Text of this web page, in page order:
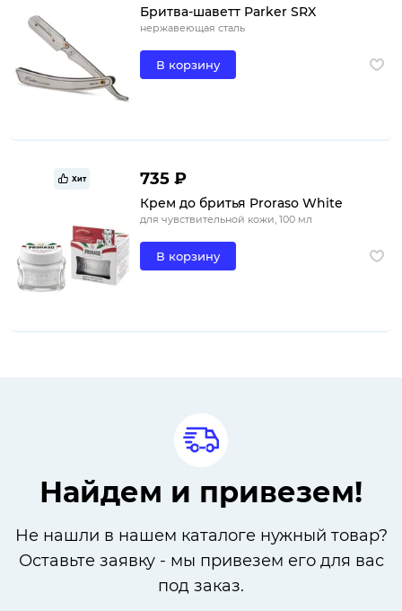
Бритва-шаветт Parker SRX
нержавеющая сталь
В корзину
Хит 735 ₽
Крем до бритья Proraso White
для чувствительной кожи, 100 мл
В корзину
Найдем и привезем!
Не нашли в нашем каталоге нужный товар?
Оставьте заявку - мы привезем его для вас
под заказ.